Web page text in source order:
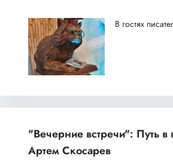
В гостях
"Вечерние встречи": Путь
Артем Скосарев